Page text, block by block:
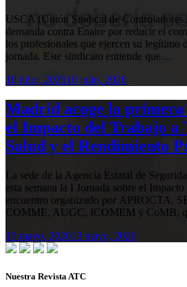
USCA (Unión Sindical de Controladores
demanda contra Enaire por reducir el
los profesionales que ejercen su legítimo
jornada. Este sindicato entiende que…
10 julio, 202610 julio, 2026
Madrid acoge la primera
el Impacto del Trabajo a
Salud y el Rendimiento
La sede de la Agencia Estatal de
esta semana la I Jornada sobre el
encuentro organizado por APROCTA,
COMME, AUGC, ICOMEM y CoMB,
13 mayo, 202613 mayo, 2026
Nuestra Revista ATC